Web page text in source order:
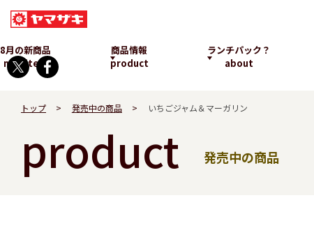
8月の新商品
new item
商品情報
product
ランチパック？
about
トップ 発売中の商品 いちごジャム＆マーガリン
product 発売中の商品